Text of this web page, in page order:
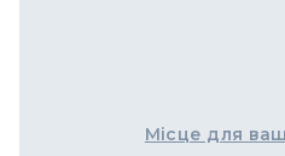
Місце для